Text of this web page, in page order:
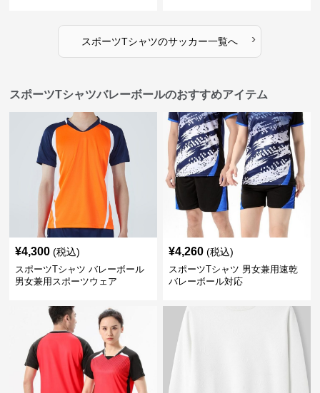
スポーツTシャツのサッカー一覧へ ›
スポーツTシャツバレーボールのおすすめアイテム
¥4,300 (税込)
スポーツTシャツ バレーボール
男女兼用スポーツウェア
¥4,260 (税込)
スポーツTシャツ 男女兼用速乾
バレーボール対応